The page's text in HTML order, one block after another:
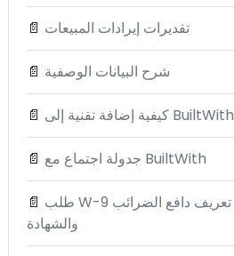
📄 تقديرات إيرادات المبيعات
📄 شرح البيانات الوصفية
📄 كيفية إضافة تقنية إلى BuiltWith
📄 جدولة اجتماع مع BuiltWith
📄 طلب W-9 للحصول على رقم تعريف دافع الضرائب
والشهادة